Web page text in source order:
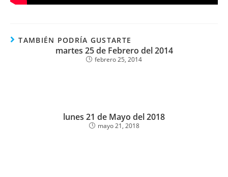
TAMBIÉN PODRÍA GUSTARTE
martes 25 de Febrero del 2014
febrero 25, 2014
lunes 21 de Mayo del 2018
mayo 21, 2018